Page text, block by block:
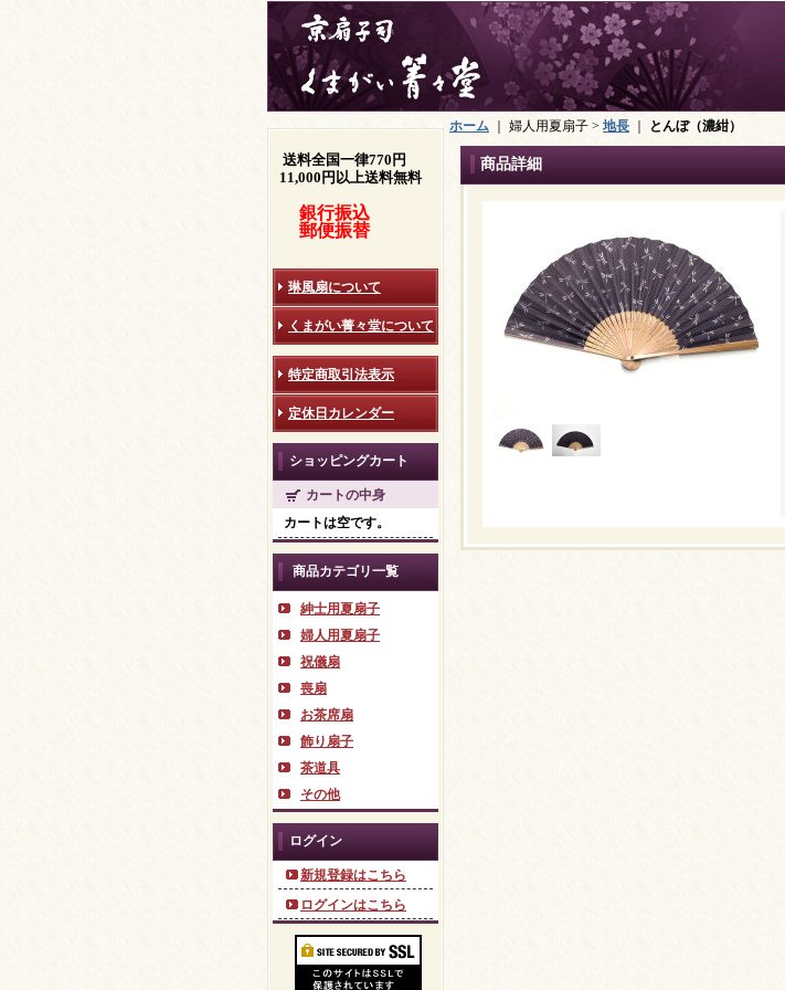
送料全国一律770円
11,000円以上送料無料
銀行振込
郵便振替
琳風扇について
くまがい菁々堂について
特定商取引法表示
定休日カレンダー
ショッピングカート
カートの中身
カートは空です。
商品カテゴリ一覧
紳士用夏扇子
婦人用夏扇子
祝儀扇
喪扇
お茶席扇
飾り扇子
茶道具
その他
ログイン
新規登録はこちら
ログインはこちら
ホーム ｜ 婦人用夏扇子 > 地長 とんぼ（濃紺）
商品詳細